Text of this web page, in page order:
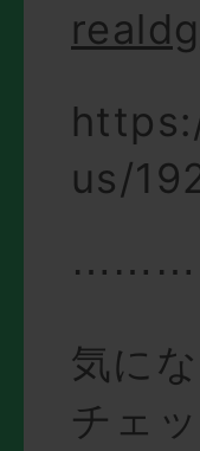
us/
気に
チェ